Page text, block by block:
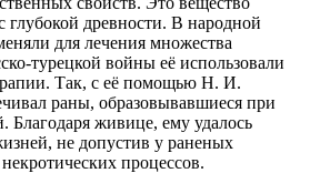
глубокой древности. В народной
для лечения множества
турецкой войны её использовали
Так, с её помощью Н. И.
раны, образовывавшиеся при
Благодаря живице, ему удалось
не допустив у раненых
процессов.